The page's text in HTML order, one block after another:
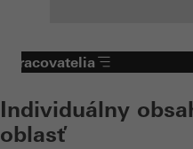
Spracovatelia
Individuálny
oblasť